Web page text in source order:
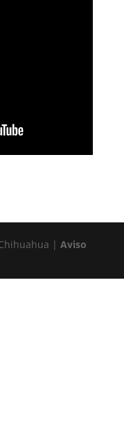
Chihuahua |Aviso